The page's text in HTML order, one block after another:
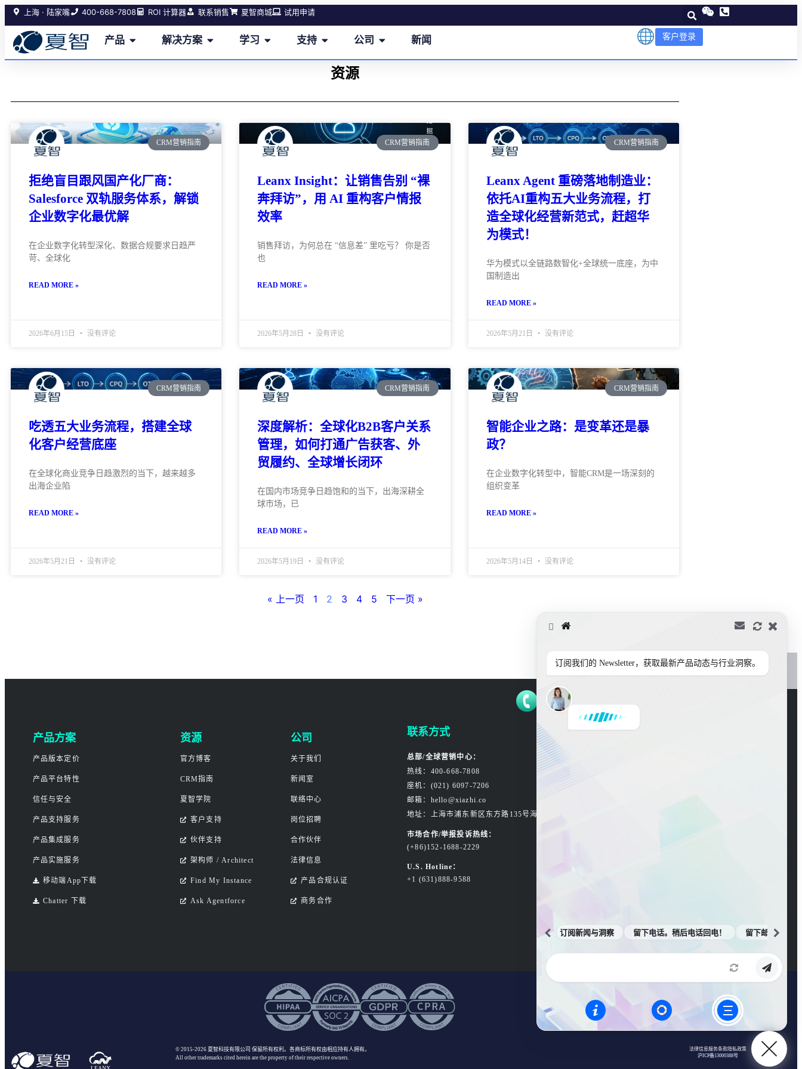
上海 · 陆家嘴 400-668-7808 ROI 计算器 联系销售 夏智商城 试用申请
产品 解决方案 学习 支持 公司 新闻 客户登录
资源
CRM营销指南
拒绝盲目跟风国产化厂商：
Salesforce 双轨服务体系，解锁
企业数字化最优解
在企业数字化转型深化、数据合规要求日趋严
苛、全球化
READ MORE »
2026年6月15日 没有评论
CRM营销指南
Leanx Insight：让销售告别 “裸
奔拜访”，用 AI 重构客户情报
效率
销售拜访，为何总在 “信息差” 里吃亏？ 你是否
也
READ MORE »
2026年5月28日 没有评论
CRM营销指南
Leanx Agent 重磅落地制造业：
依托AI重构五大业务流程，打
造全球化经营新范式，赶超华
为模式！
华为模式以全链路数智化+全球统一底座，为中
国制造出
READ MORE »
2026年5月21日 没有评论
CRM营销指南
吃透五大业务流程，搭建全球
化客户经营底座
在全球化商业竞争日趋激烈的当下，越来越多
出海企业陷
READ MORE »
2026年5月21日 没有评论
CRM营销指南
深度解析：全球化B2B客户关系
管理，如何打通广告获客、外
贸履约、全球增长闭环
在国内市场竞争日趋饱和的当下，出海深耕全
球市场，已
READ MORE »
2026年5月19日 没有评论
CRM营销指南
智能企业之路：是变革还是暴
政？
在企业数字化转型中，智能CRM是一场深刻的
组织变革
READ MORE »
2026年5月14日 没有评论
« 上一页 1 2 3 4 5 下一页 »
产品方案
产品版本定价
产品平台特性
信任与安全
产品支持服务
产品集成服务
产品实施服务
移动端App下载
Chatter 下载
资源
官方博客
CRM指南
夏智学院
客户支持
伙伴支持
架构师 / Architect
Find My Instance
Ask Agentforce
公司
关于我们
新闻室
联络中心
岗位招聘
合作伙伴
法律信息
产品合规认证
商务合作
联系方式
总部/全球营销中心：
热线：400-668-7808
座机：(021) 6097-7206
邮箱：hello@xiazhi.co
地址：上海市浦东新区东方路135号海东大楼3楼
市场合作/举报投诉热线：
(+86)152-1688-2229
U.S. Hotline：
+1 (631)888-9588
© 2015-2026 夏智科技有限公司 保留所有权利 。各商标所有权由相应持有人拥有。
All other trademarks cited herein are the property of their respective owners.
法律信息服务条款隐私政策
沪ICP备13000388号
订阅我们的 Newsletter，获取最新产品动态与行业洞察。
是
订阅新闻与洞察 留下电话。稍后电话回电！ 留下邮箱。邮件